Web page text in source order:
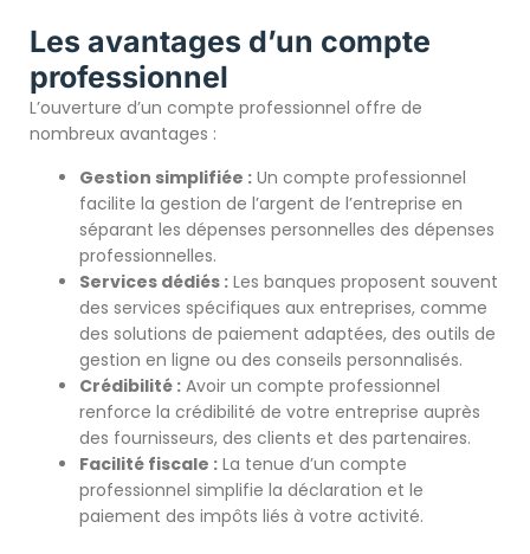
Les avantages d’un compte
professionnel
L’ouverture d’un compte professionnel offre de
nombreux avantages :
Gestion simplifiée : Un compte professionnel
facilite la gestion de l’argent de l’entreprise en
séparant les dépenses personnelles des dépenses
professionnelles.
Services dédiés : Les banques proposent souvent
des services spécifiques aux entreprises, comme
des solutions de paiement adaptées, des outils de
gestion en ligne ou des conseils personnalisés.
Crédibilité : Avoir un compte professionnel
renforce la crédibilité de votre entreprise auprès
des fournisseurs, des clients et des partenaires.
Facilité fiscale : La tenue d’un compte
professionnel simplifie la déclaration et le
paiement des impôts liés à votre activité.